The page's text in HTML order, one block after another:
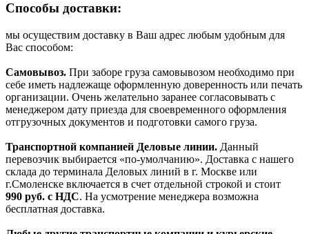
Способы доставки:
мы осуществим доставку в Ваш адрес любым удобным для
Вас способом:
Самовывоз. При заборе груза самовывозом необходимо при
себе иметь надлежаще оформленную доверенность или печать
организации. Очень желательно заранее согласовывать с
менеджером дату приезда для своевременного оформления
отгрузочных документов и подготовки самого груза.
Транспортной компанией Деловые линии. Данный
перевозчик выбирается «по-умолчанию». Доставка с нашего
склада до терминала Деловых линий в г. Москве или
г.Смоленске включается в счет отдельной строкой и стоит
990 руб. с НДС. На усмотрение менеджера возможна
бесплатная доставка.